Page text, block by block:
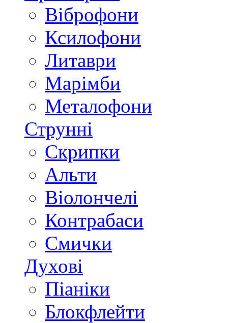
Віброфони
Ксилофони
Литаври
Марімби
Металофони
Струнні
Скрипки
Альти
Віолончелі
Контрабаси
Смички
Духові
Піаніки
Блокфлейти